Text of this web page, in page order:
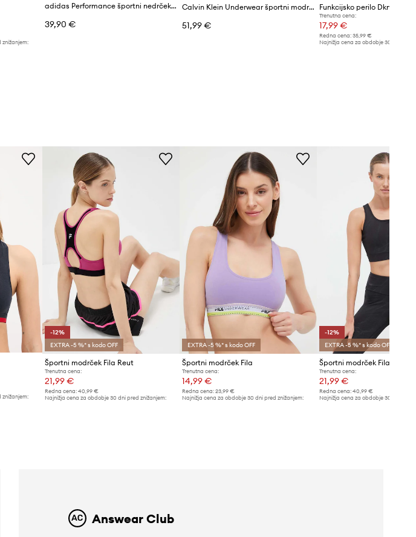
znižanjem:
adidas Performance športni nedrček Optime Essentials
39,90 €
Calvin Klein Underwear športni modrček
51,99 €
Funkcijsko perilo Dkny
Trenutna cena:
17,99 €
Redna cena: 35,99 €
Najnižja cena za obdobje 30 dni pred
znižanjem:
-12%
EXTRA -5 %* s kodo OFF
Športni modrček Fila Reut
Trenutna cena:
21,99 €
Redna cena: 40,99 €
Najnižja cena za obdobje 30 dni pred znižanjem:
EXTRA -5 %* s kodo OFF
Športni modrček Fila
Trenutna cena:
14,99 €
Redna cena:23,99 €
Najnižja cena za obdobje 30 dni pred znižanjem:
-12%
EXTRA -5 %* s kodo OFF
Športni modrček Fila
Trenutna cena:
21,99 €
Redna cena: 40,99 €
Najnižja cena za obdobje 30 dni pred
Answear Club